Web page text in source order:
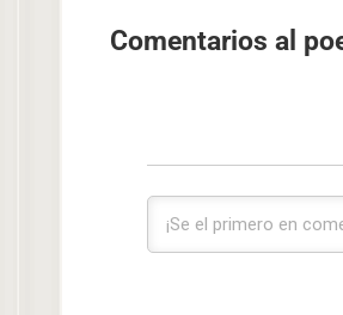
Comentarios al